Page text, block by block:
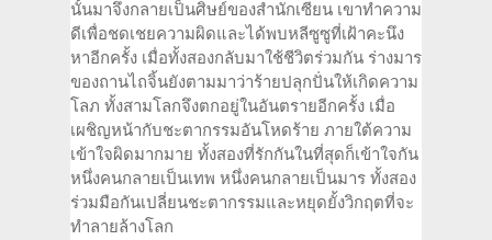
นั้นมาจึงกลายเป็นศิษย์ของสำนักเซียน เขาทำความ
ดีเพื่อชดเชยความผิดและได้พบหลีซูซูที่เฝ้าคะนึง
หาอีกครั้ง เมื่อทั้งสองกลับมาใช้ชีวิตร่วมกัน ร่างมาร
ของถานไถจิ้นยังตามมาว่าร้ายปลุกปั่นให้เกิดความ
โลภ ทั้งสามโลกจึงตกอยู่ในอันตรายอีกครั้ง เมื่อ
เผชิญหน้ากับชะตากรรมอันโหดร้าย ภายใต้ความ
เข้าใจผิดมากมาย ทั้งสองที่รักกันในที่สุดก็เข้าใจกัน
หนึ่งคนกลายเป็นเทพ หนึ่งคนกลายเป็นมาร ทั้งสอง
ร่วมมือกันเปลี่ยนชะตากรรมและหยุดยั้งวิกฤตที่จะ
ทำลายล้างโลก